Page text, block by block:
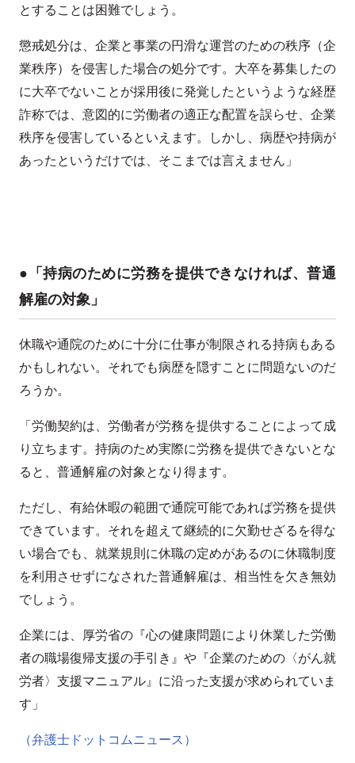
とすることは困難でしょう。
懲戒処分は、企業と事業の円滑な運営のための秩序（企
業秩序）を侵害した場合の処分です。大卒を募集したの
に大卒でないことが採用後に発覚したというような経歴
詐称では、意図的に労働者の適正な配置を誤らせ、企業
秩序を侵害しているといえます。しかし、病歴や持病が
あったというだけでは、そこまでは言えません」
●「持病のために労務を提供できなければ、普通
解雇の対象」
休職や通院のために十分に仕事が制限される持病もある
かもしれない。それでも病歴を隠すことに問題ないのだ
ろうか。
「労働契約は、労働者が労務を提供することによって成
り立ちます。持病のため実際に労務を提供できないとな
ると、普通解雇の対象となり得ます。
ただし、有給休暇の範囲で通院可能であれば労務を提供
できています。それを超えて継続的に欠勤せざるを得な
い場合でも、就業規則に休職の定めがあるのに休職制度
を利用させずになされた普通解雇は、相当性を欠き無効
でしょう。
企業には、厚労省の『心の健康問題により休業した労働
者の職場復帰支援の手引き』や『企業のための〈がん就
労者〉支援マニュアル』に沿った支援が求められていま
す」
（弁護士ドットコムニュース）